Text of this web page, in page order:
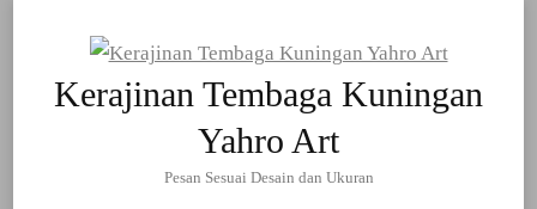
Kerajinan Tembaga Kuningan
Yahro Art
Pesan Sesuai Desain dan Ukuran